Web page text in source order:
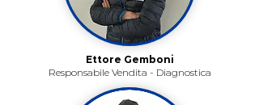
Ettore Gemboni
Responsabile Vendita - Diagnostica